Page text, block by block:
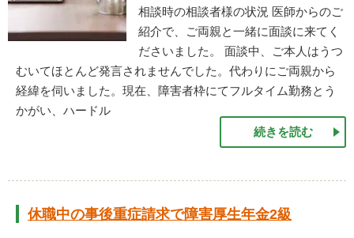
相談時の相談者様の状況 医師からのご
紹介で、ご両親と一緒に面談に来てく
ださいました。 面談中、ご本人はうつ
むいてほとんど発言されませんでした。代わりにご両親から
経緯を伺いました。現在、障害者枠にてフルタイム勤務とう
かがい、ハードル
続きを読む
休職中の事後重症請求で障害厚生年金2級